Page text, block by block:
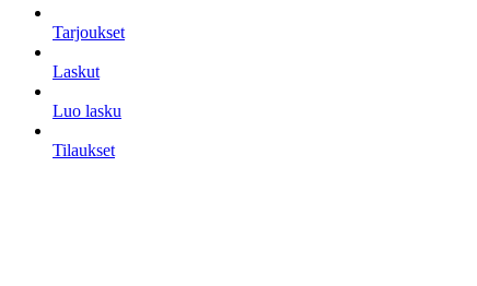
Tarjoukset
Laskut
Luo lasku
Tilaukset